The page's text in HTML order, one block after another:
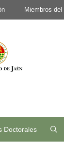
Miembros del
Doctorales